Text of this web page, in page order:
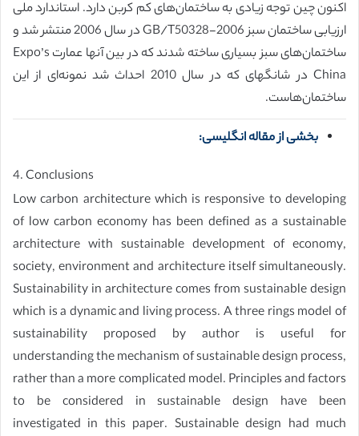
اکنون چین توجه زیادی به ساختمان‌های کم کربن دارد. استاندارد ملی
ارزیابی ساختمان سبز GB/T50328-2006 در سال 2006 منتشر شد و
ساختمان‌های سبز بسیاری ساخته شدند که در بین آنها عمارت Expo’s
China در شانگهای که در سال 2010 احداث شد نمونه‌ای از این
ساختمان‌هاست.
بخشی از مقاله انگلیسی:
4. Conclusions
Low carbon architecture which is responsive to developing
of low carbon economy has been defined as a sustainable
architecture with sustainable development of economy,
society, environment and architecture itself simultaneously.
Sustainability in architecture comes from sustainable design
which is a dynamic and living process. A three rings model of
sustainability proposed by author is useful for
understanding the mechanism of sustainable design process,
rather than a more complicated model. Principles and factors
to be considered in sustainable design have been
investigated in this paper. Sustainable design had much